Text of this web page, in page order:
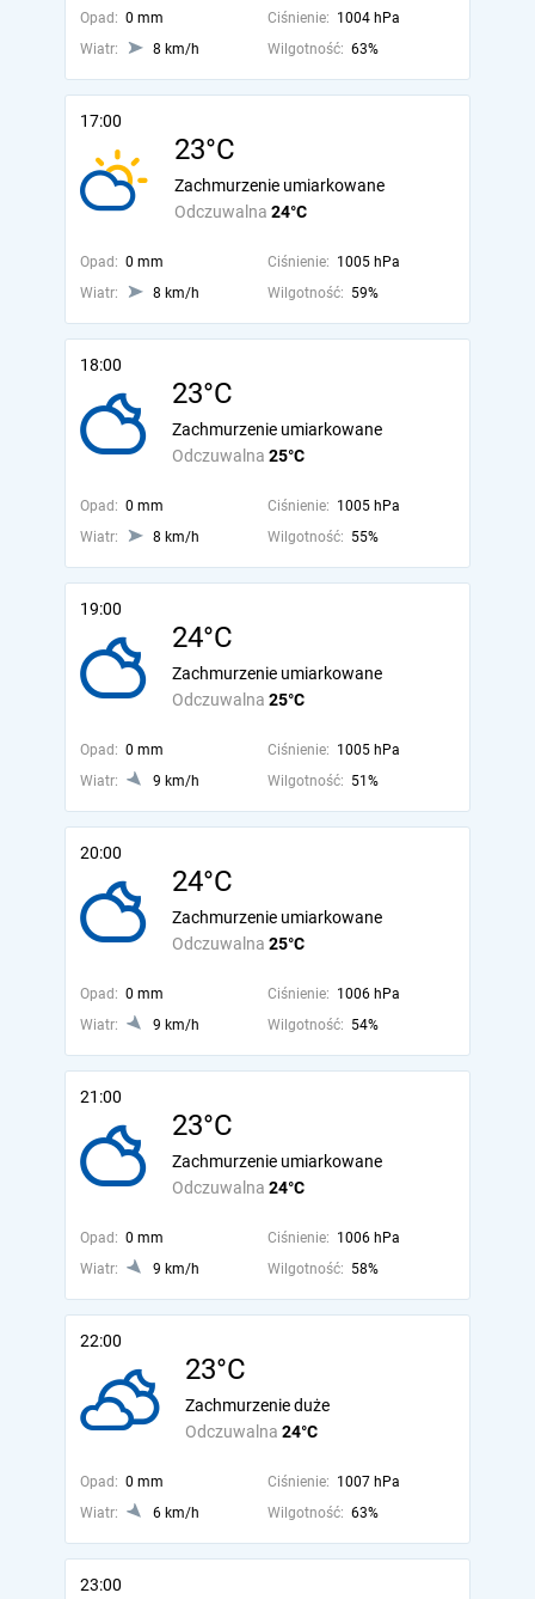
Opad: 0 mm Ciśnienie: 1004 hPa
Wiatr:
8 km/h Wilgotność: 63%
17:00
23°C
Odczuwalna 24°C
Zachmurzenie umiarkowane
Opad: 0 mm Ciśnienie: 1005 hPa
Wiatr:
8 km/h Wilgotność: 59%
18:00
23°C
Odczuwalna 25°C
Zachmurzenie umiarkowane
Opad: 0 mm Ciśnienie: 1005 hPa
Wiatr:
8 km/h Wilgotność: 55%
19:00
24°C
Odczuwalna 25°C
Zachmurzenie umiarkowane
Opad: 0 mm Ciśnienie: 1005 hPa
Wiatr:
9 km/h Wilgotność: 51%
20:00
24°C
Odczuwalna 25°C
Zachmurzenie umiarkowane
Opad: 0 mm Ciśnienie: 1006 hPa
Wiatr:
9 km/h Wilgotność: 54%
21:00
23°C
Odczuwalna 24°C
Zachmurzenie umiarkowane
Opad: 0 mm Ciśnienie: 1006 hPa
Wiatr:
9 km/h Wilgotność: 58%
22:00
23°C
Odczuwalna 24°C
Zachmurzenie duże
Opad: 0 mm Ciśnienie: 1007 hPa
Wiatr:
6 km/h Wilgotność: 63%
23:00